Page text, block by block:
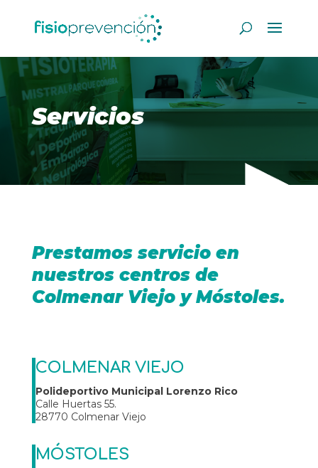
Servicios
Prestamos servicio en
nuestros centros de
Colmenar Viejo y Móstoles.
COLMENAR VIEJO
Polideportivo Municipal Lorenzo Rico
Calle Huertas 55.
28770 Colmenar Viejo
MÓSTOLES